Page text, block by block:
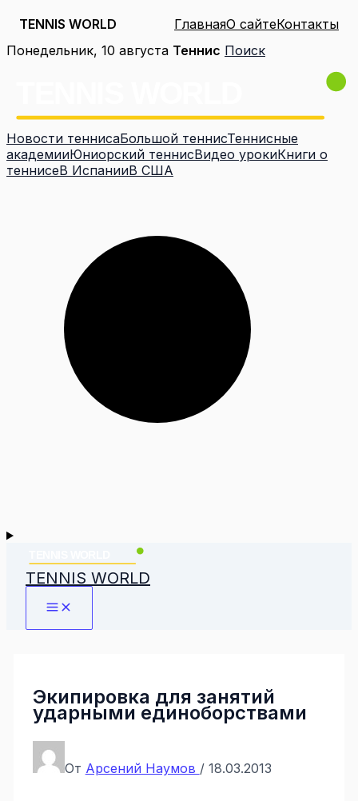
TENNIS WORLD ГлавнаяО сайтеКонтакты
Перейти
Понедельник, 10 августа Теннис Поиск
Новости теннисаБольшой теннисТеннисные
академииЮниорский теннисВидео урокиКниги о
теннисеВ ИспанииВ США
TENNIS WORLD
Экипировка для занятий
ударными единоборствами
От Арсений Наумов / 18.03.2013